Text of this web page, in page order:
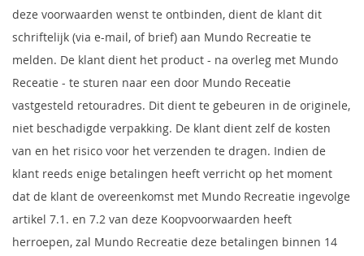
deze voorwaarden wenst te ontbinden, dient de klant dit
schriftelijk (via e-mail, of brief) aan Mundo Recreatie te
melden. De klant dient het product - na overleg met Mundo
Receatie - te sturen naar een door Mundo Receatie
vastgesteld retouradres. Dit dient te gebeuren in de originele,
niet beschadigde verpakking. De klant dient zelf de kosten
van en het risico voor het verzenden te dragen. Indien de
klant reeds enige betalingen heeft verricht op het moment
dat de klant de overeenkomst met Mundo Recreatie ingevolge
artikel 7.1. en 7.2 van deze Koopvoorwaarden heeft
herroepen, zal Mundo Recreatie deze betalingen binnen 14